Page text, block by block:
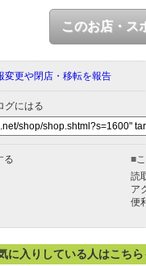
このお店・ス
変更や閉店・移転を報告
グにはる
る ■
読
ア
便
に入りしている人はこち